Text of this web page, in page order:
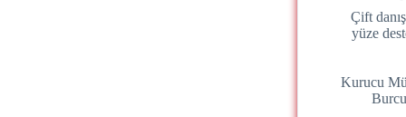
Çift
yüze
Kurucu